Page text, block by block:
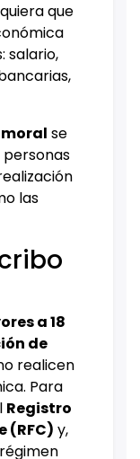
que
salario,
se
las
a 18
de
realicen
Para
Registro
(RFC) y,